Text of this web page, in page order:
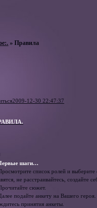
»Правила
2009-12-30 22:47:37
шаги…
список ролей и
не расстраивайтесь, создайте
сюжет.
подайте анкету на Вашего
принятия анкеты.